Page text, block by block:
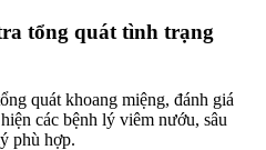
tổng quát tình trạng
quát khoang miệng, đánh giá
các bệnh lý viêm nướu, sâu
phù hợp.